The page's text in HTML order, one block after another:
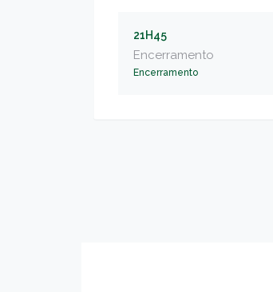
21H45
Encerramento
Encerramento